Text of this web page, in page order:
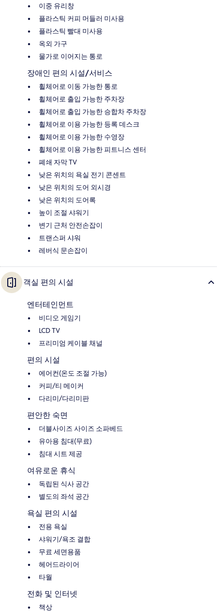
이중 유리창
플라스틱 커피 머들러 미사용
플라스틱 빨대 미사용
옥외 가구
물가로 이어지는 통로
장애인 편의 시설/서비스
휠체어로 이동 가능한 통로
휠체어로 출입 가능한 주차장
휠체어로 출입 가능한 승합차 주차장
휠체어로 이용 가능한 등록 데스크
휠체어로 이용 가능한 수영장
휠체어로 이용 가능한 피트니스 센터
폐쇄 자막 TV
낮은 위치의 욕실 전기 콘센트
낮은 위치의 도어 외시경
낮은 위치의 도어록
높이 조절 샤워기
변기 근처 안전손잡이
트랜스퍼 샤워
레버식 문손잡이
객실 편의 시설
엔터테인먼트
비디오 게임기
LCD TV
프리미엄 케이블 채널
편의 시설
에어컨(온도 조절 가능)
커피/티 메이커
다리미/다리미판
편안한 숙면
더블사이즈 사이즈 소파베드
유아용 침대(무료)
침대 시트 제공
여유로운 휴식
독립된 식사 공간
별도의 좌석 공간
욕실 편의 시설
전용 욕실
샤워기/욕조 결합
무료 세면용품
헤어드라이어
타월
전화 및 인터넷
책상